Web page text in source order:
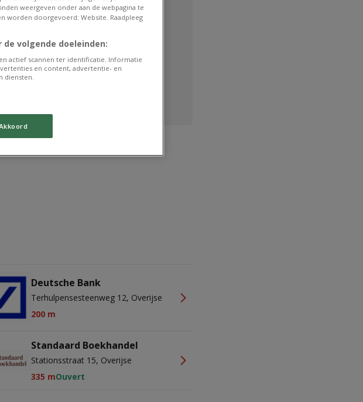
Deutsche Bank
Terhulpensesteenweg 12, Overijse
200 m
Standaard Boekhandel
Stationsstraat 15, Overijse
335 mOuvert
weergeven onder aan de webpagina te
worden doorgevoerd: Website. Raadpleeg
volgende doeleinden:
actief scannen ter identificatie. Informatie
en content, advertentie- en
diensten.